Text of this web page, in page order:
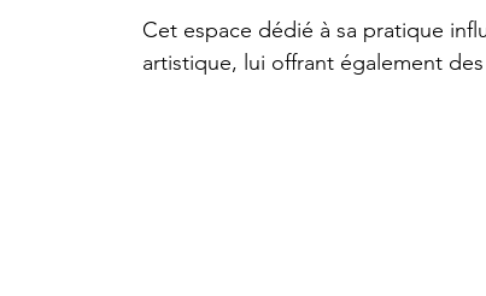
Cet espace dédié à sa pratique
artistique, lui offrant également